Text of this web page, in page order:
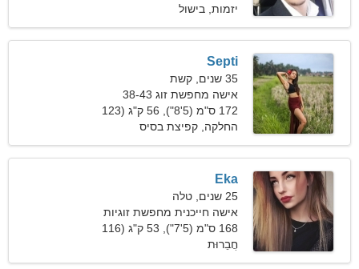
יזמות, בישול
Septi
35 שנים, קשת
אישה מחפשת זוג 38-43
172 ס"מ (5'8"), 56 ק"ג (123
פאונד)
החלקה, קפיצת בסיס
Eka
25 שנים, טלה
אישה חייכנית מחפשת זוגיות
אמיתית
168 ס"מ (5'7"), 53 ק"ג (116
פאונד)
חֲבֵרוּת